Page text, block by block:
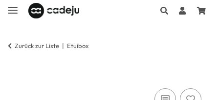
Zurück zur Liste Etuibox